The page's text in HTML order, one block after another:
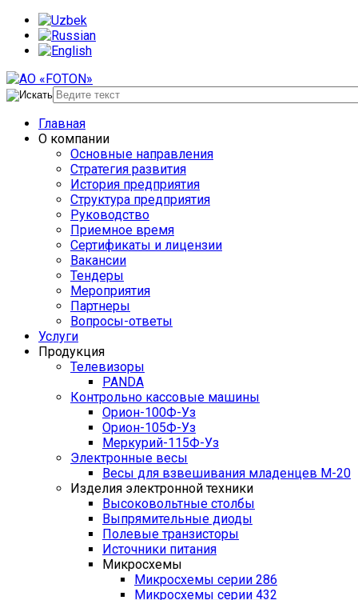
Главная
О компании
Основные направления
Стратегия развития
История предприятия
Структура предприятия
Руководство
Приемное время
Сертификаты и лицензии
Вакансии
Тендеры
Мероприятия
Партнеры
Вопросы-ответы
Услуги
Продукция
Телевизоры
PANDA
Контрольно кассовые машины
Орион-100Ф-Уз
Орион-105Ф-Уз
Меркурий-115Ф-Уз
Электронные весы
Весы для взвешивания младенцев М-20
Изделия электронной техники
Высоковольтные столбы
Выпрямительные диоды
Полевые транзисторы
Источники питания
Микросхемы
Микросхемы серии 286
Микросхемы серии 432